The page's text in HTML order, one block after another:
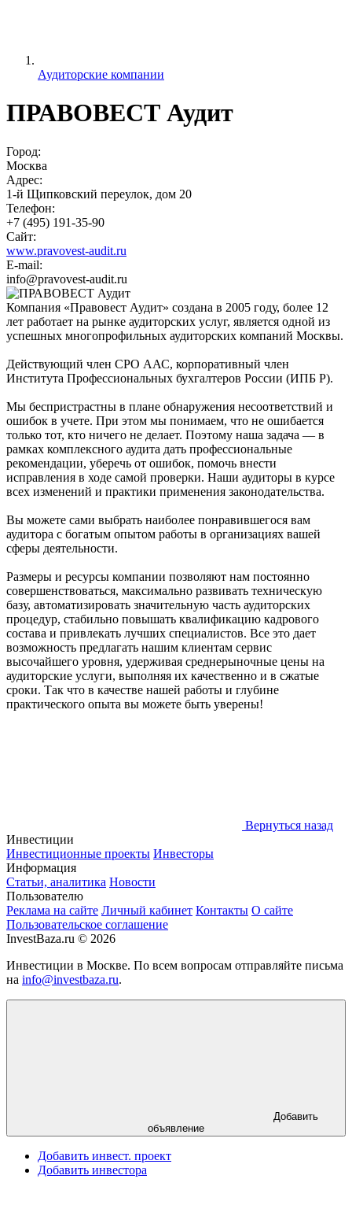
Аудиторские компании
ПРАВОВЕСТ Аудит
Город:
Москва
Адрес:
1-й Щипковский переулок, дом 20
Телефон:
+7 (495) 191-35-90
Сайт:
www.pravovest-audit.ru
E-mail:
info@pravovest-audit.ru
Компания «Правовест Аудит» создана в 2005 году, более 12
лет работает на рынке аудиторских услуг, является одной из
успешных многопрофильных аудиторских компаний Москвы.
Действующий член СРО ААС, корпоративный член
Института Профессиональных бухгалтеров России (ИПБ Р).
Мы беспристрастны в плане обнаружения несоответствий и
ошибок в учете. При этом мы понимаем, что не ошибается
только тот, кто ничего не делает. Поэтому наша задача — в
рамках комплексного аудита дать профессиональные
рекомендации, уберечь от ошибок, помочь внести
исправления в ходе самой проверки. Наши аудиторы в курсе
всех изменений и практики применения законодательства.
Вы можете сами выбрать наиболее понравившегося вам
аудитора с богатым опытом работы в организациях вашей
сферы деятельности.
Размеры и ресурсы компании позволяют нам постоянно
совершенствоваться, максимально развивать техническую
базу, автоматизировать значительную часть аудиторских
процедур, стабильно повышать квалификацию кадрового
состава и привлекать лучших специалистов. Все это дает
возможность предлагать нашим клиентам сервис
высочайшего уровня, удерживая среднерыночные цены на
аудиторские услуги, выполняя их качественно и в сжатые
сроки. Так что в качестве нашей работы и глубине
практического опыта вы можете быть уверены!
Вернуться назад
Инвестиции
Инвестиционные проекты Инвесторы
Информация
Статьи, аналитика Новости
Пользователю
Реклама на сайте Личный кабинет Контакты О сайте
Пользовательское соглашение
InvestBaza.ru © 2026
Инвестиции в Москве. По всем вопросам отправляйте письма
на info@investbaza.ru.
Добавить
объявление
Добавить инвест. проект
Добавить инвестора